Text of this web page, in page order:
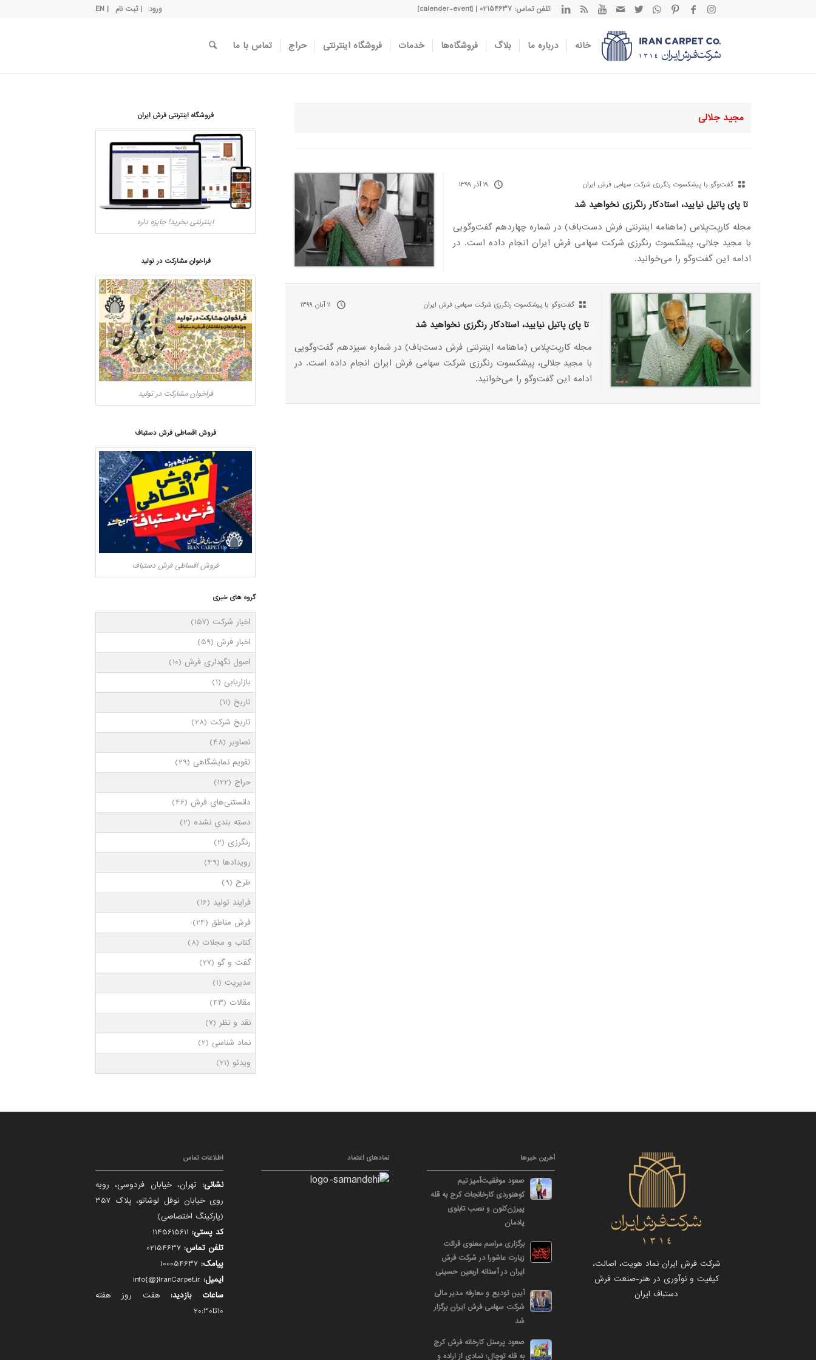
ورود | ثبت نام | EN تلفن تماس: 02154637 | [calender-event]
خانه درباره ما بلاگ فروشگاه‌ها خدمات فروشگاه اینترنتی حراج تماس با ما
مجید جلالی
گفت‌وگو با پیشکسوت رنگرزی شرکت سهامی فرش ایران ۱۹ آذر ۱۳۹۹
تا پای پاتیل نیایید، استادکار رنگرزی نخواهید شد
مجله کارپت‌پلاس (ماهنامه اینترنتی فرش دست‌باف) در شماره چهاردهم گفت‌وگویی
با مجید جلالی، پیشکسوت رنگرزی شرکت سهامی فرش ایران انجام داده است. در
ادامه این گفت‌و‌گو را می‌خوانید.
گفت‌وگو با پیشکسوت رنگرزی شرکت سهامی فرش ایران ۱۱ آبان ۱۳۹۹
تا پای پاتیل نیایید، استادکار رنگرزی نخواهید شد
مجله کارپت‌پلاس (ماهنامه اینترنتی فرش دست‌باف) در شماره سیزدهم گفت‌وگویی
با مجید جلالی، پیشکسوت رنگرزی شرکت سهامی فرش ایران انجام داده است. در
ادامه این گفت‌و‌گو را می‌خوانید.
فروشگاه اینترنتی فرش ایران
اینترنتی بخرید! جایزه داره
فراخوان مشارکت در تولید
فراخوان مشارکت در تولید
فروش اقساطی فرش دستباف
فروش اقساطی فرش دستباف
گروه های خبری
اخبار شرکت (157)
اخبار فرش (59)
اصول نگهداری فرش (10)
بازاریابی (1)
تاریخ (11)
تاریخ شرکت (28)
تصاویر (48)
تقویم نمایشگاهی (29)
حراج (122)
دانستنی‌های فرش (46)
دسته بندی نشده (2)
رنگرزی (2)
رویدادها(49)
طرح (9)
فرایند تولید (16)
فرش مناطق (24)
کتاب و مجلات (8)
گفت و گو (27)
مدیریت (1)
مقالات (43)
نقد و نظر (7)
نماد شناسی (2)
ویدئو (21)
شرکت فرش ایران نماد هویت، اصالت،
کیفیت و نوآوری در هنر-صنعت فرش
دستباف ایران
آخرین خبرها
صعود موفقیت‌آمیز تیم
کوهنوردی کارخانجات کرج به قله
پیرزن‌کلون و نصب تابلوی
یادمان
برگزاری مراسم معنوی قرائت
زیارت عاشورا در شرکت فرش
ایران در آستانه اربعین حسینی
آیین تودیع و معارفه مدیر مالی
شرکت سهامی فرش ایران برگزار
شد
صعود پرسنل کارخانه فرش کرج
به قله توچال؛ نمادی از اراده و
نمادهای اعتماد اطلاعات تماس
نشانی: تهران، خیابان فردوسی، روبه
روی خیابان نوفل لوشاتو، پلاک 357
(پارکینگ اختصاصی)
کد پستی:
تلفن تماس:
پیامک:
ایمیل:
ساعات بازدید: هفت روز هفته
10تا20:30